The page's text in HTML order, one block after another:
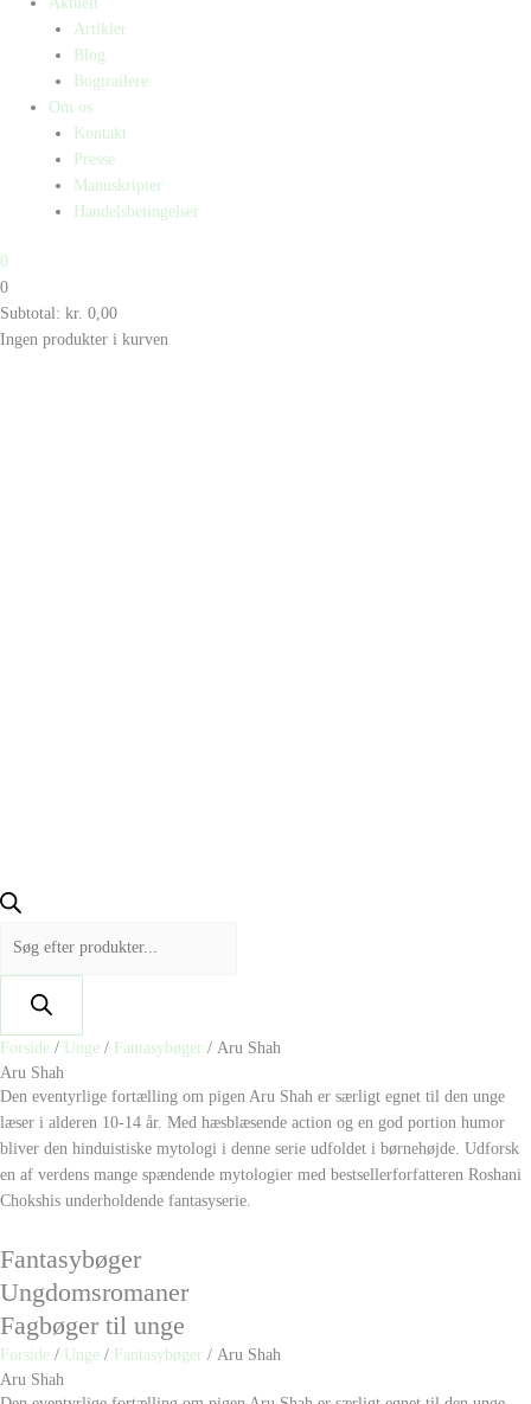
Artikler
Blog
Bogtrailere
Om os
Kontakt
Presse
Manuskripter
Handelsbetingelser
0
0
Subtotal: kr. 0,00
Ingen produkter i kurven
Forside / Unge / Fantasybøger / Aru Shah
Aru Shah
Den eventyrlige fortælling om pigen Aru Shah er særligt egnet til den unge
læser i alderen 10-14 år. Med hæsblæsende action og en god portion humor
bliver den hinduistiske mytologi i denne serie udfoldet i børnehøjde. Udforsk
en af verdens mange spændende mytologier med bestsellerforfatteren Roshani
Chokshis underholdende fantasyserie.
Fantasybøger
Ungdomsromaner
Fagbøger til unge
Forside / Unge / Fantasybøger / Aru Shah
Aru Shah